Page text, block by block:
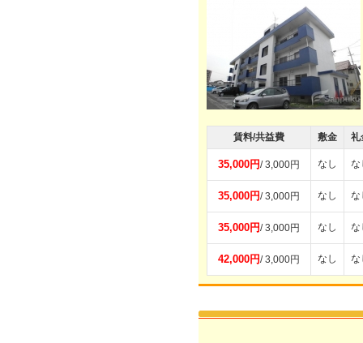
賃料/共益費 敷金 礼
35,000円/ 3,000円 なし な
35,000円/ 3,000円 なし な
35,000円/ 3,000円 なし な
42,000円/ 3,000円 なし な